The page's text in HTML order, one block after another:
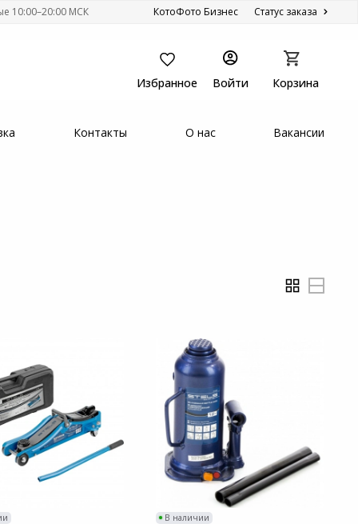
10:00–20:00 МСК КотоФото Бизнес Статус заказа
Корзина
Войти
Избранное
Контакты О нас Вакансии
В наличии